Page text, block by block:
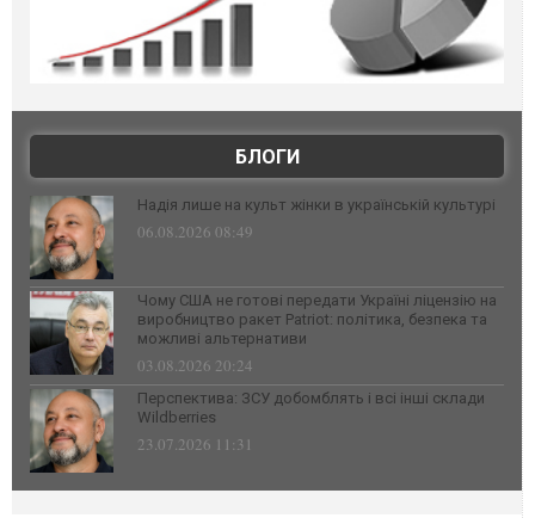
БЛОГИ
Надія лише на культ жінки в українській культурі
06.08.2026 08:49
Чому США не готові передати Україні ліцензію на
виробництво ракет Patriot: політика, безпека та
можливі альтернативи
03.08.2026 20:24
Перспектива: ЗСУ добомблять і всі інші склади
Wildberries
23.07.2026 11:31